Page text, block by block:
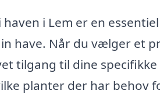
i Lem er en
have. Når du vælger et
tilgang til dine
planter der har behov